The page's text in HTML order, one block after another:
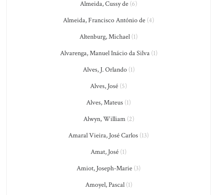
Almeida, Cussy de (6)
Almeida, Francisco António de (4)
Altenburg, Michael (1)
Alvarenga, Manuel Inácio da Silva(1)
Alves, J. Orlando(1)
Alves, José (5)
Alves, Mateus (1)
Alwyn, William(2)
Amaral Vieira, José Carlos (13)
Amat, José (1)
Amiot, Joseph-Marie (3)
Amoyel, Pascal(1)